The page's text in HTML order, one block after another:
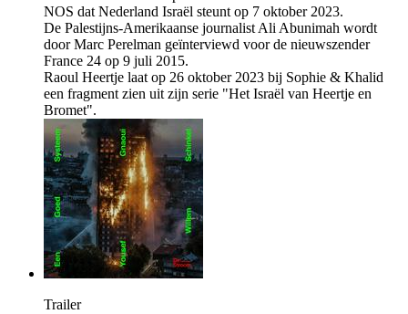
NOS dat Nederland Israël steunt op 7 oktober 2023.
De Palestijns-Amerikaanse journalist Ali Abunimah wordt
door Marc Perelman geïnterviewd voor de nieuwszender
France 24 op 9 juli 2015.
Raoul Heertje laat op 26 oktober 2023 bij Sophie & Khalid
een fragment zien uit zijn serie "Het Israël van Heertje en
Bromet".
Trailer